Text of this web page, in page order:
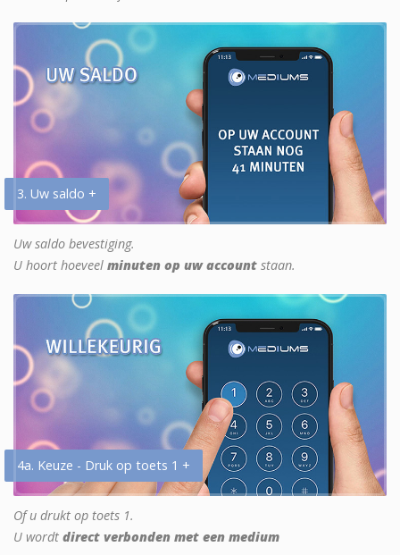
3. Uw saldo +
Uw saldo bevestiging.
U hoort hoeveel minuten op uw account staan.
4a. Keuze - Druk op toets 1 +
Of u drukt op toets 1.
U wordt direct verbonden met een medium